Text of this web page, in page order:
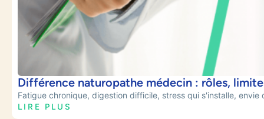
Différence naturopathe médecin : rôles,
Fatigue chronique, digestion difficile, stress qui s'installe,
LIRE PLUS